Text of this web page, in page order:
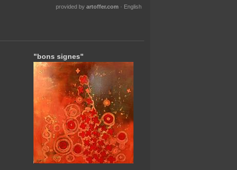
provided by artoffer.com · English
"bons signes"